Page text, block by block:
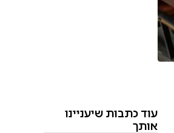
עוד כתבות שיעניינו
אותך